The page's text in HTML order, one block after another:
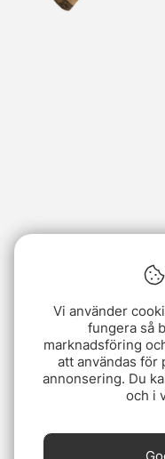
Vi använder
fungera så
marknadsföring
att användas för
annonsering. Du
och i